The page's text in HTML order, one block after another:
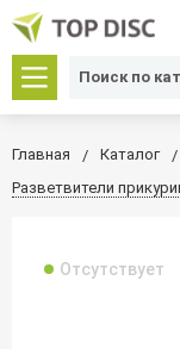
Главная Каталог
Разветвители
Отсутствует